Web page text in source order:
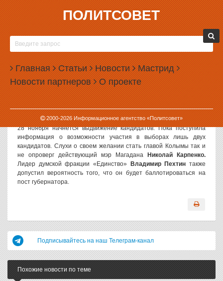
ПОЛИТСОВЕТ
Главная Статьи Новости Мастрид
Новости партнеров О проекте
2000-2026Информационное агентство «Политсовет»
10.11.2002, 10:06
КОЛЫМА К ВЫБОРАМ ГОТОВА
Постановлением областной избирательной комиссии утверждён
календарный план мероприятий по подготовке и проведению
выборов губернатора Магаданской области. План мероприятий
вступил в законную силу после того, как его опубликовало
официальное издание администрации Магаданской области –
газета «Магаданская правда».
28 ноября начнется выдвижение кандидатов. Пока поступила
информация о возможности участия в выборах лишь двух
кандидатов. Слухи о своем желании стать главой Колымы так и
не опроверг действующий мэр Магадана
Николай Карпенко.
Лидер думской фракции «Единство»
Владимир Пехтинтакже
допустил вероятность того, что он будет баллотироваться на
пост губернатора.
Подписывайтесь на наш Телеграм-канал
Похожие новости по теме